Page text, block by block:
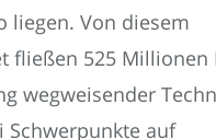
liegen. Von diesem
fließen 525 Millionen
wegweisender
Schwerpunkte auf